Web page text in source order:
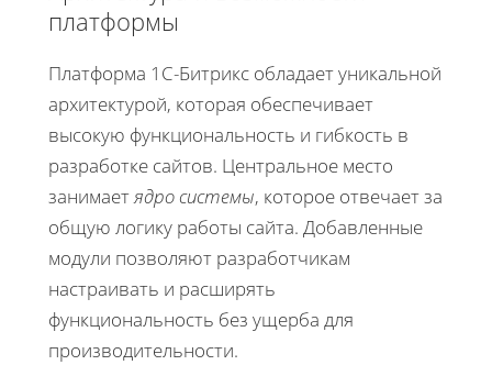
платформы
Платформа 1С-Битрикс обладает уникальной
архитектурой, которая обеспечивает
высокую функциональность и гибкость в
разработке сайтов. Центральное место
занимаетядро системы, которое отвечает за
общую логику работы сайта. Добавленные
модули позволяют разработчикам
настраивать и расширять
функциональность без ущерба для
производительности.